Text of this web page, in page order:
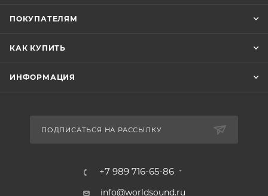
ПОКУПАТЕЛЯМ
КАК КУПИТЬ
ИНФОРМАЦИЯ
ПОДПИСАТЬСЯ НА РАССЫЛКУ
+7 989 716-65-86
info@worldsound.ru